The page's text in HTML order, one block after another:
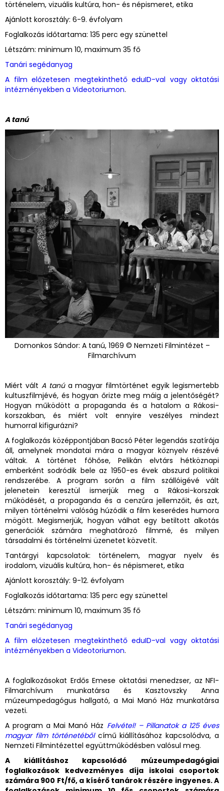
történelem, vizuális kultúra, hon- és népismeret, etika
Ajánlott korosztály: 6-9. évfolyam
Foglalkozás időtartama: 135 perc egy szünettel
Létszám: minimum 10, maximum 35 fő
Tanári segédanyag
A film előzetesen megtekinthető eduID-val vagy oktatási
intézményekben a Videotoriumon.
A tanú
Domonkos Sándor: A tanú, 1969 © Nemzeti Filmintézet –
Filmarchívum
Miért vált A tanúa magyar filmtörténet egyik legismertebb
kultuszfilmjévé, és hogyan őrizte meg máig a jelentőségét?
Hogyan működött a propaganda és a hatalom a Rákosi-
korszakban, és miért volt ennyire veszélyes mindezt
humorral kifigurázni?
A foglalkozás középpontjában Bacsó Péter legendás szatírája
áll, amelynek mondatai mára a magyar köznyelv részévé
váltak. A történet főhőse, Pelikán elvtárs hétköznapi
emberként sodródik bele az 1950-es évek abszurd politikai
rendszerébe. A program során a film szállóigévé vált
jelenetein keresztül ismerjük meg a Rákosi-korszak
működését, a propaganda és a cenzúra jellemzőit, és azt,
milyen történelmi valóság húzódik a film keserédes humora
mögött. Megismerjük, hogyan válhat egy betiltott alkotás
generációk számára meghatározó filmmé, és milyen
társadalmi és történelmi üzenetet közvetít.
Tantárgyi kapcsolatok: történelem, magyar nyelv és
irodalom, vizuális kultúra, hon- és népismeret, etika
Ajánlott korosztály: 9-12. évfolyam
Foglalkozás időtartama: 135 perc egy szünettel
Létszám: minimum 10, maximum 35 fő
Tanári segédanyag
A film előzetesen megtekinthető eduID-val vagy oktatási
intézményekben a Videotoriumon.
A foglalkozásokat Erdős Emese oktatási menedzser, az NFI-
Filmarchívum munkatársa és Kasztovszky Anna
múzeumpedagógus hallgató, a Mai Manó Ház munkatársa
vezeti.
A program a Mai Manó Ház Felvétel! – Pillanatok a 125 éves
magyar film történetébőlcímű kiállításához kapcsolódva, a
Nemzeti Filmintézettel együttműködésben valósul meg.
A kiállításhoz kapcsolódó múzeumpedagógiai
foglalkozások kedvezményes díja iskolai csoportok
számára 900 Ft/fő, a kísérő tanárok részére ingyenes. A